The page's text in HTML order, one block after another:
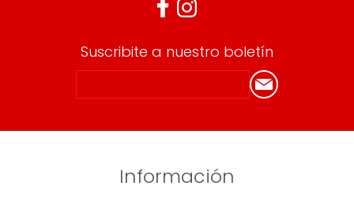
Suscribite a nuestro boletín
Información